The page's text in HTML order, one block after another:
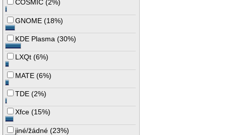
COSMIC (2%)
GNOME (18%)
KDE Plasma (30%)
LXQt (6%)
MATE (6%)
TDE (2%)
Xfce (15%)
jiné/žádné (23%)